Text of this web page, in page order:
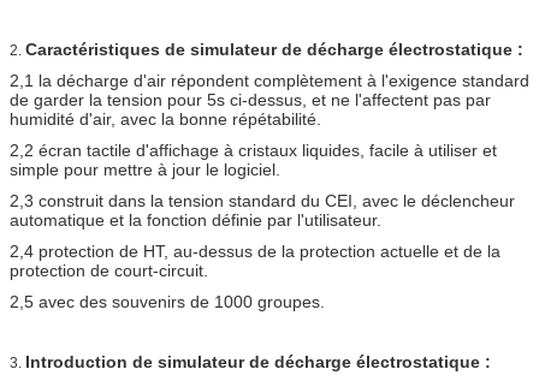
2. Caractéristiques de simulateur de décharge électrostatique :
2,1 la décharge d'air répondent complètement à l'exigence standard
de garder la tension pour 5s ci-dessus, et ne l'affectent pas par
humidité d'air, avec la bonne répétabilité.
2,2 écran tactile d'affichage à cristaux liquides, facile à utiliser et
simple pour mettre à jour le logiciel.
2,3 construit dans la tension standard du CEI, avec le déclencheur
automatique et la fonction définie par l'utilisateur.
2,4 protection de HT, au-dessus de la protection actuelle et de la
protection de court-circuit.
2,5 avec des souvenirs de 1000 groupes.
3. Introduction de simulateur de décharge électrostatique :